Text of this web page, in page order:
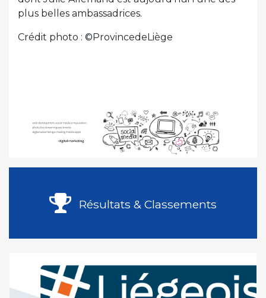
plus belles ambassadrices.
Crédit photo : ©ProvincedeLiège
Résultats & Classements